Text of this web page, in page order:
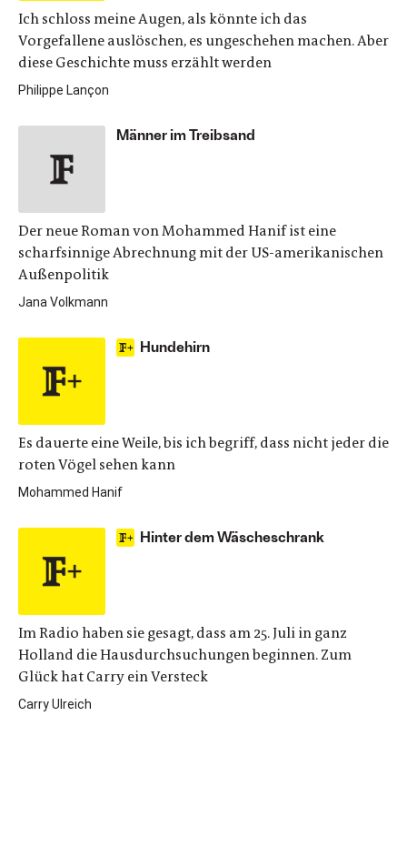
Ich schloss meine Augen, als könnte ich das
Vorgefallene auslöschen, es ungeschehen machen. Aber
diese Geschichte muss erzählt werden
Philippe Lançon
Männer im Treibsand
Der neue Roman von Mohammed Hanif ist eine
scharfsinnige Abrechnung mit der US-amerikanischen
Außenpolitik
Jana Volkmann
Hundehirn
Es dauerte eine Weile, bis ich begriff, dass nicht jeder die
roten Vögel sehen kann
Mohammed Hanif
Hinter dem Wäscheschrank
Im Radio haben sie gesagt, dass am 25. Juli in ganz
Holland die Hausdurchsuchungen beginnen. Zum
Glück hat Carry ein Versteck
Carry Ulreich